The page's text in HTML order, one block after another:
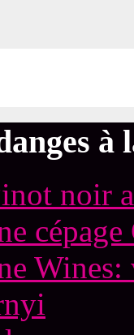
à
noir
Wines: